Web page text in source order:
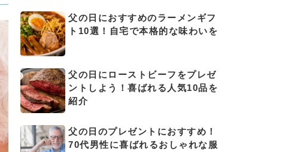
父の日におすすめのラーメンギフ
ト10選！自宅で本格的な味わいを
父の日にローストビーフをプレゼ
ントしよう！喜ばれる人気10品を
紹介
父の日のプレゼントにおすすめ！
70代男性に喜ばれるおしゃれな服